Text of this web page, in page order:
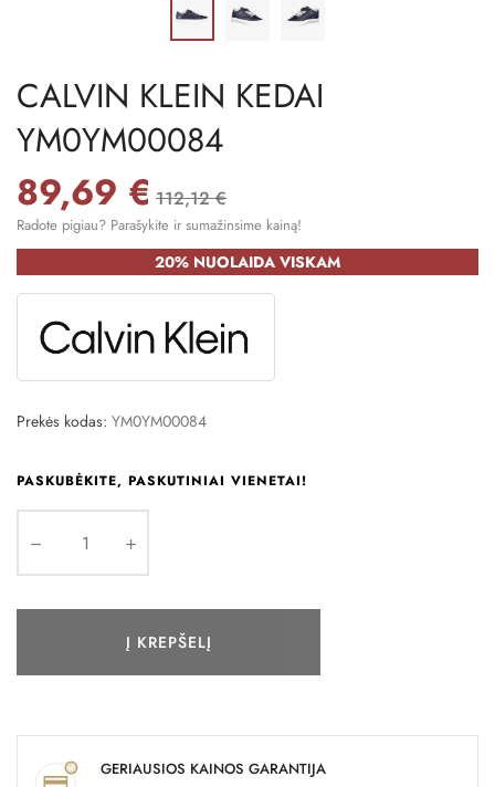
CALVIN KLEIN KEDAI
YM0YM00084
89,69 € 112,12 €
Radote pigiau? Parašykite ir sumažinsime kainą!
20% NUOLAIDA VISKAM
Prekės kodas: YM0YM00084
PASKUBĖKITE, PASKUTINIAI VIENETAI!
Į KREPŠELĮ
GERIAUSIOS KAINOS GARANTIJA